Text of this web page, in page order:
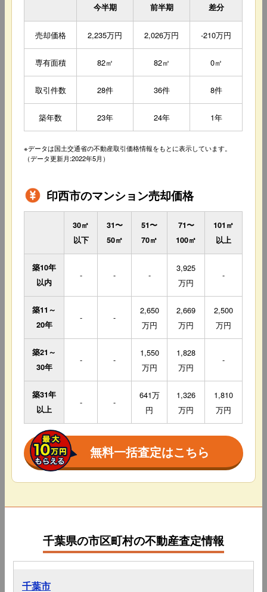
今半期 前半期 差分
売却価格 2,235万円 2,026万円 -210万円
専有面積 82㎡ 82㎡ 0㎡
取引件数 28件 36件 8件
築年数 23年 24年 1年
※データは国土交通省の不動産取引価格情報をもとに表示しています。
（データ更新月:2022年5月）
印西市のマンション売却価格
30㎡
以下
31〜
50㎡
51〜
70㎡
71〜
100㎡
101㎡
以上
築10年
以内
- - -
3,925
万円
-
築11～
20年
- -
2,650
万円
2,669
万円
2,500
万円
築21～
30年
- -
1,550
万円
1,828
万円
-
築31年
以上
- -
641万
円
1,326
万円
1,810
万円
無料一括査定はこちら
千葉県の市区町村の不動産査定情報
千葉市